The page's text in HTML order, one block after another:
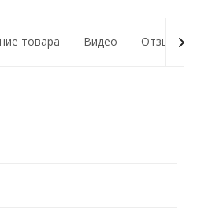
товара Видео Отзывы о